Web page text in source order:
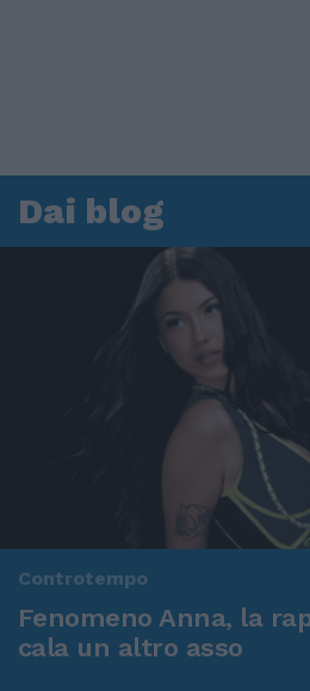
Dai blog
Controtempo
Fenomeno Anna, la
cala un altro asso